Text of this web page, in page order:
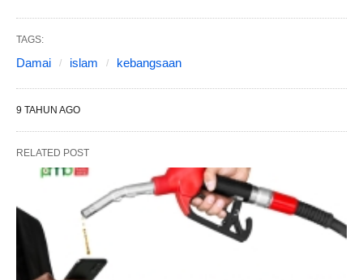
TAGS:
Damai islam kebangsaan
9 TAHUN AGO
RELATED POST